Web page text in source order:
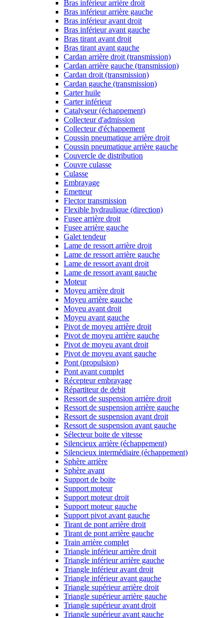
Bras inférieur arrière droit
Bras inférieur arrière gauche
Bras inférieur avant droit
Bras inférieur avant gauche
Bras tirant avant droit
Bras tirant avant gauche
Cardan arrière droit (transmission)
Cardan arrière gauche (transmission)
Cardan droit (transmission)
Cardan gauche (transmission)
Carter huile
Carter inférieur
Catalyseur (échappement)
Collecteur d'admission
Collecteur d'échappement
Coussin pneumatique arrière droit
Coussin pneumatique arrière gauche
Couvercle de distribution
Couvre culasse
Culasse
Embrayage
Emetteur
Flector transmission
Flexible hydraulique (direction)
Fusee arrière droit
Fusee arrière gauche
Galet tendeur
Lame de ressort arrière droit
Lame de ressort arrière gauche
Lame de ressort avant droit
Lame de ressort avant gauche
Moteur
Moyeu arrière droit
Moyeu arrière gauche
Moyeu avant droit
Moyeu avant gauche
Pivot de moyeu arrière droit
Pivot de moyeu arrière gauche
Pivot de moyeu avant droit
Pivot de moyeu avant gauche
Pont (propulsion)
Pont avant complet
Récepteur embrayage
Répartiteur de debit
Ressort de suspension arrière droit
Ressort de suspension arrière gauche
Ressort de suspension avant droit
Ressort de suspension avant gauche
Sélecteur boite de vitesse
Silencieux arrière (échappement)
Silencieux intermédiaire (échappement)
Sphère arrière
Sphère avant
Support de boite
Support moteur
Support moteur droit
Support moteur gauche
Support pivot avant gauche
Tirant de pont arrière droit
Tirant de pont arrière gauche
Train arrière complet
Triangle inférieur arrière droit
Triangle inférieur arrière gauche
Triangle inférieur avant droit
Triangle inférieur avant gauche
Triangle supérieur arrière droit
Triangle supérieur arrière gauche
Triangle supérieur avant droit
Triangle supérieur avant gauche